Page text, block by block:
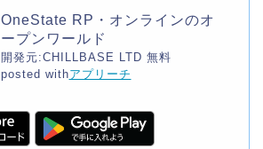
OneState RP・オンラインのオ
ープンワールド
開発元:CHILLBASE LTD 無料
posted withアプリーチ